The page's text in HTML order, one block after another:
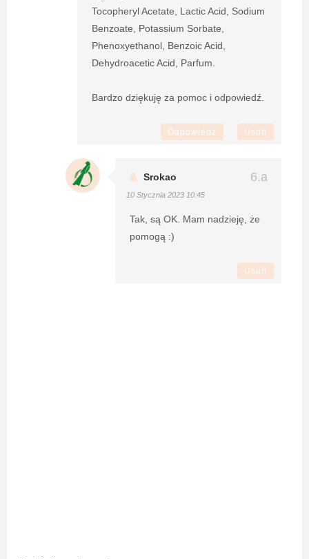
Tocopheryl Acetate, Lactic Acid, Sodium
Benzoate, Potassium Sorbate,
Phenoxyethanol, Benzoic Acid,
Dehydroacetic Acid, Parfum.
Bardzo dziękuję za pomoc i odpowiedź.
Odpowiedz Usuń
Srokao
10 Stycznia 2023 10:45
Tak, są OK. Mam nadzieję, że
pomogą :)
Usuń